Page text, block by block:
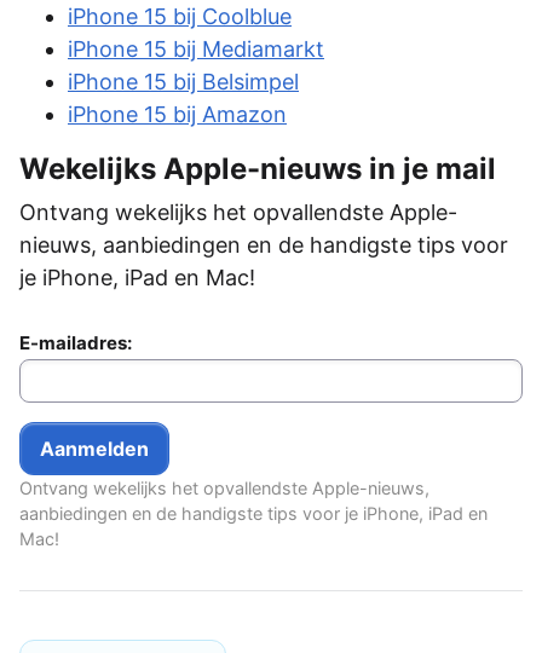
iPhone 15 bij Coolblue
iPhone 15 bij Mediamarkt
iPhone 15 bij Belsimpel
iPhone 15 bij Amazon
Wekelijks Apple-nieuws in je mail
Ontvang wekelijks het opvallendste Apple-
nieuws, aanbiedingen en de handigste tips voor
je iPhone, iPad en Mac!
E-mailadres:
Ontvang wekelijks het opvallendste Apple-nieuws,
aanbiedingen en de handigste tips voor je iPhone, iPad en
Mac!